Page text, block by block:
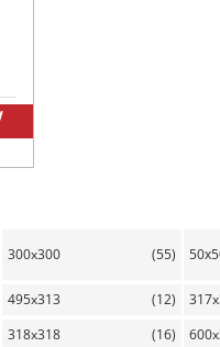
300x300 (55)
495x313 (12)
318x318 (16)